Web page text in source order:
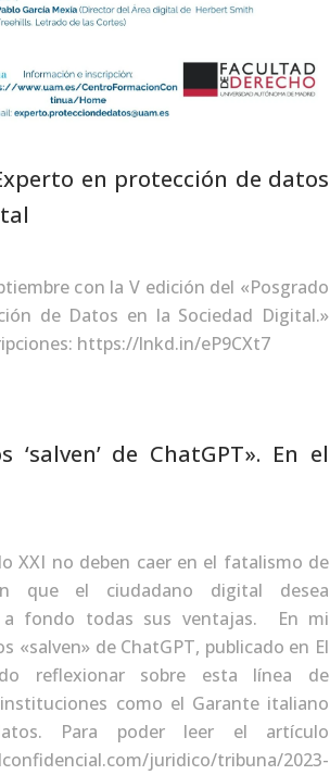
en protección de datos
con la V edición del «Posgrado
de Datos en la Sociedad Digital.»
https://lnkd.in/eP9CXt7
de ChatGPT». En el
XXI no deben caer en el fatalismo de
que el ciudadano digital desea
a fondo todas sus ventajas. En mi
«salven» de ChatGPT, publicado en El
reflexionar sobre esta línea de
como el Garante italiano
Para poder leer el artículo
juridico/tribuna/2023-